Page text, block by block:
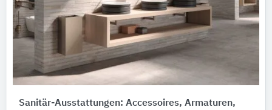
Sanitär-Ausstattungen: Accessoires, Armaturen,